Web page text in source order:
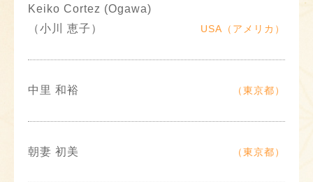
Keiko Cortez (Ogawa)
（小川 恵子）
USA（アメリカ）
中里 和裕 （東京都）
朝妻 初美 （東京都）